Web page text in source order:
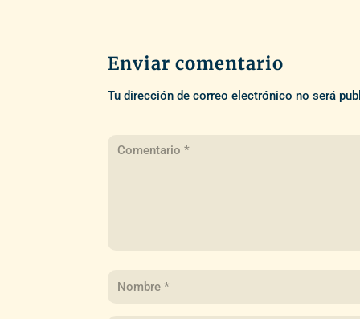
Enviar comentario
Tu dirección de correo electrónico no será